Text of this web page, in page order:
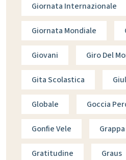
Giornata Internazionale
Giornata Mondiale
Giovani Giro Del
Gita Scolastica
Globale Goccia
Gonfie Vele Grappa
Gratitudine Graus